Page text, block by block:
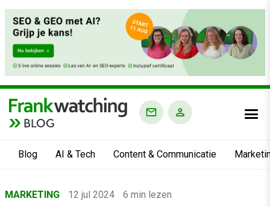
BLOG
Blog AI & Tech Content & Communicatie
›MARKETING 12 jul 2024 6 min lezen